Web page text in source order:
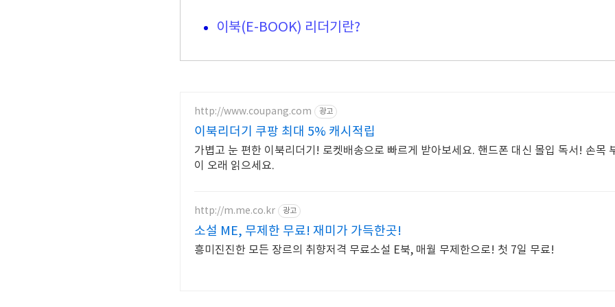
이북(E-BOOK) 리더기란?
http://www.coupang.com 광고
이북리더기 쿠팡 최대 5% 캐시적립
가볍고 눈 편한 이북리더기! 로켓배송으로 빠르게 받아보세요. 핸드폰 대신 몰입 독서! 손목
이 오래 읽으세요.
http://m.me.co.kr 광고
소설 ME, 무제한 무료! 재미가 가득한곳!
흥미진진한 모든 장르의 취향저격 무료소설 E북, 매월 무제한으로! 첫 7일 무료!